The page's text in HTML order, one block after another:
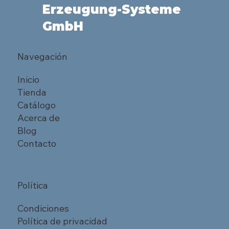
Erzeugung-Systeme
GmbH
Navegación
Inicio
Tienda
Catálogo
Acerca de
Blog
Contacto
Política
Condiciones
Política de privacidad